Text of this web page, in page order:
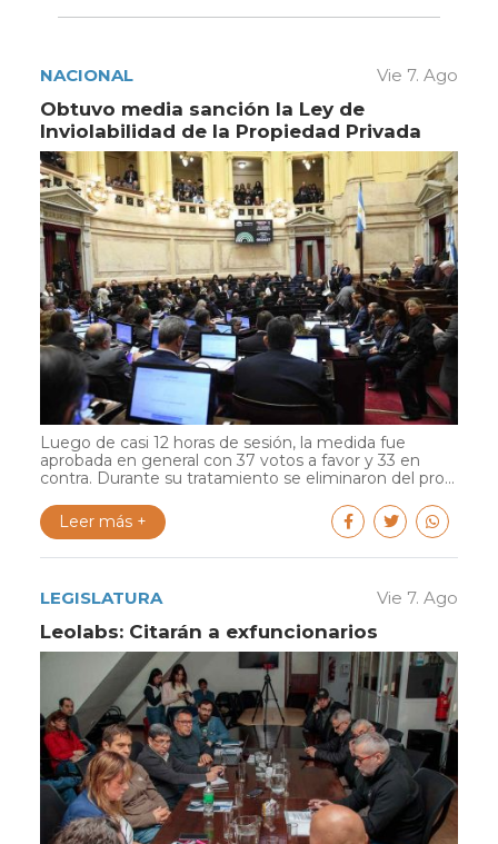
NACIONAL Vie 7. Ago
Obtuvo media sanción la Ley de
Inviolabilidad de la Propiedad Privada
Luego de casi 12 horas de sesión, la medida fue
aprobada en general con 37 votos a favor y 33 en
contra. Durante su tratamiento se eliminaron del pro...
Leer más +
LEGISLATURA Vie 7. Ago
Leolabs: Citarán a exfuncionarios